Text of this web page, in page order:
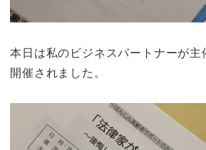
本日は私のビジネスパートナーが
開催されました。